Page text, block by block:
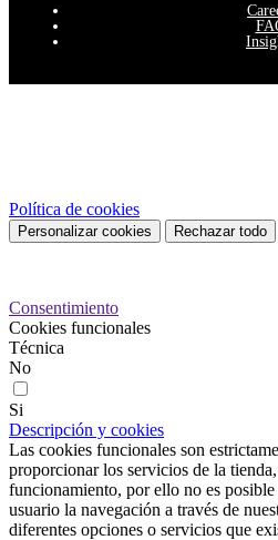
Política de cookies
Personalizar cookies Rechazar todo
Consentimiento
Cookies funcionales
Técnica
No
Si
Descripción y cookies
Las cookies funcionales son
proporcionar los servicios de la
funcionamiento, por ello no es
usuario la navegación a través de
diferentes opciones o servicios que